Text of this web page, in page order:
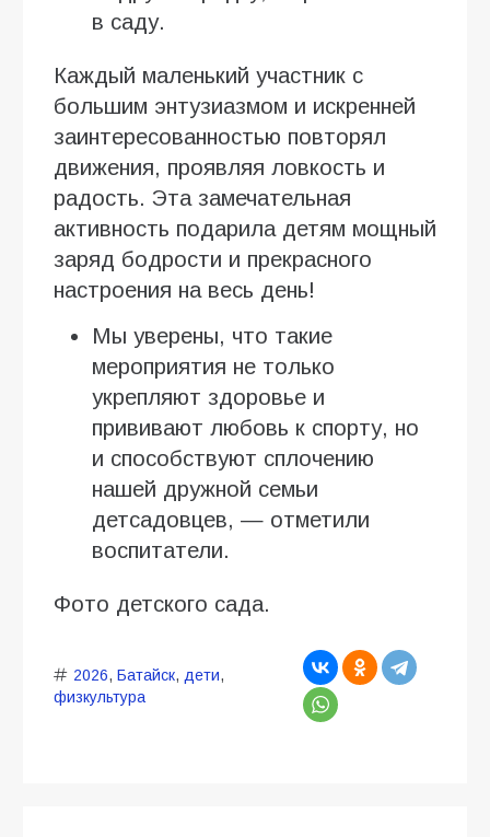
в саду.
Каждый маленький участник с
большим энтузиазмом и искренней
заинтересованностью повторял
движения, проявляя ловкость и
радость. Эта замечательная
активность подарила детям мощный
заряд бодрости и прекрасного
настроения на весь день!
Мы уверены, что такие
мероприятия не только
укрепляют здоровье и
прививают любовь к спорту, но
и способствуют сплочению
нашей дружной семьи
детсадовцев, — отметили
воспитатели.
Фото детского сада.
2026, Батайск, дети,
физкультура